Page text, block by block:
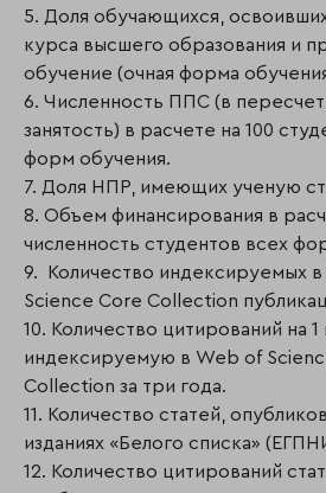
5. Доля обучающихся,
курса высшего образования и
обучение (очная форма
6. Численность ППС (в
занятость) в расчете на 100
форм обучения.
7. Доля НПР, имеющих ученую
8. Объем финансирования в
численность студентов всех
9. Количество индексируемых
Science Core Collection
10. Количество цитирований на 1
индексируемую в Web of
Collection за три года.
11. Количество статей,
изданиях «Белого списка»
12. Количество цитирований